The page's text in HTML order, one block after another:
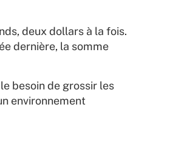
deux dollars à la fois.
dernière, la somme
besoin de grossir les
environnement